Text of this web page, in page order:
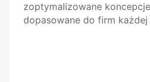
zoptymalizowane
dopasowane do firm